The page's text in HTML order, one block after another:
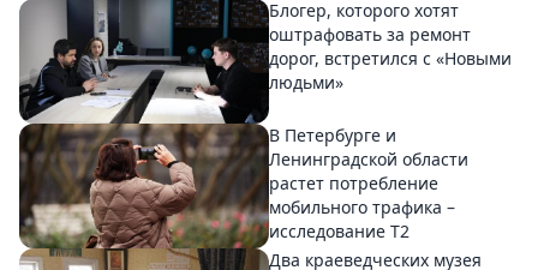
Блогер, которого хотят
оштрафовать за ремонт
дорог, встретился с «Новыми
людьми»
В Петербурге и
Ленинградской области
растет потребление
мобильного трафика –
исследование T2
Два краеведческих музея